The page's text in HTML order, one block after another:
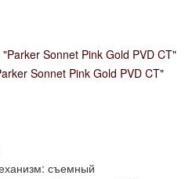
Sonnet Pink Gold PVD CT"
съемный